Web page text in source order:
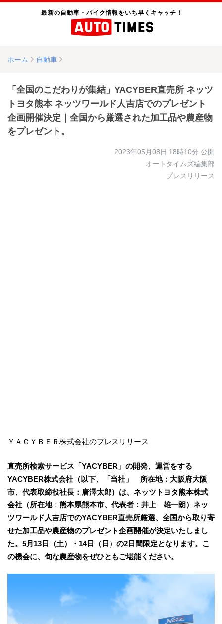
最新の自動車・バイク情報をいち早くキャッチ！
ホーム 自動車
「全国のこだわりが集結」YACYBER直売所 ネッツ
トヨタ熊本 ネッツワールド人吉店でのプレゼント
企画開催決定｜全国から厳選された加工品や農産物
をプレゼント。
2023年05月08日 18時10分 公開
オートタイムズ編集部
プレスリリース
ＹＡＣＹＢＥＲ株式会社のプレスリリース
直売所検索サービス「YACYBER」の開発、運営をする
YACYBER株式会社（以下、「当社」 所在地：⼤阪府⼤阪
市、代表取締役社⻑：唐澤太郎）は、ネッツトヨタ熊本株式
会社（所在地：熊本県熊本市、代表者：井上 雄一朗）ネッ
ツワールド人吉店でのYACYBER直売所厳選、全国から取り寄
せた加工品や農産物のプレゼント企画開催が決定いたしまし
た。5月13日（土）・14日（日）の2日間限定となります。こ
の機会に、旬な農産物をぜひともご堪能ください。